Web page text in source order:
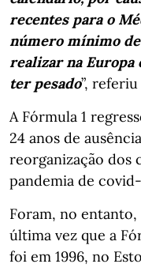
recentes para o
número mínimo
realizar na Europa
ter pesado”,
A Fórmula 1
24 anos de
reorganização dos
pandemia de
Foram, no entanto,
última vez que a
foi em 1996, no